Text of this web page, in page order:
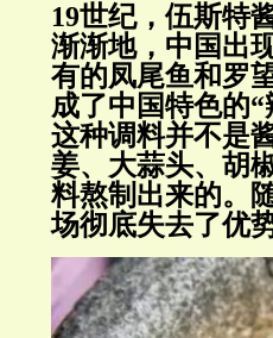
19世纪，伍斯特
渐渐地，中国出
有的凤尾鱼和罗
成了中国特色的
这种调料并不是
姜、大蒜头、胡
料熬制出来的。
场彻底失去了优